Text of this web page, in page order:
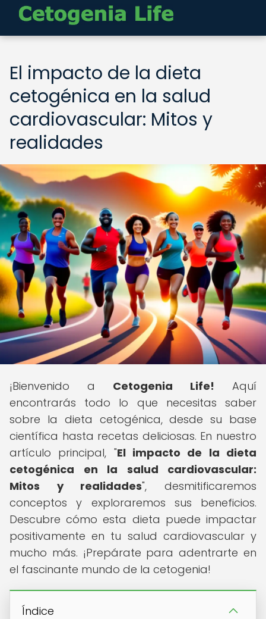
El impacto de la dieta
cetogénica en la salud
cardiovascular: Mitos y
realidades
¡Bienvenido a Cetogenia Life! Aquí
encontrarás todo lo que necesitas saber
sobre la dieta cetogénica, desde su base
científica hasta recetas deliciosas. En nuestro
artículo principal, "El impacto de la dieta
cetogénica en la salud cardiovascular:
Mitos y realidades", desmitificaremos
conceptos y exploraremos sus beneficios.
Descubre cómo esta dieta puede impactar
positivamente en tu salud cardiovascular y
mucho más. ¡Prepárate para adentrarte en
el fascinante mundo de la cetogenia!
Índice